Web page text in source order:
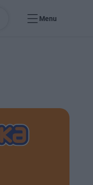
Menu